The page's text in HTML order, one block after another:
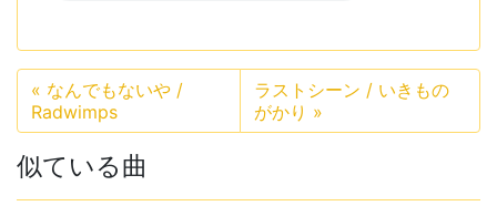
« なんでもないや /
Radwimps
ラストシーン / いきもの
がかり »
似ている曲